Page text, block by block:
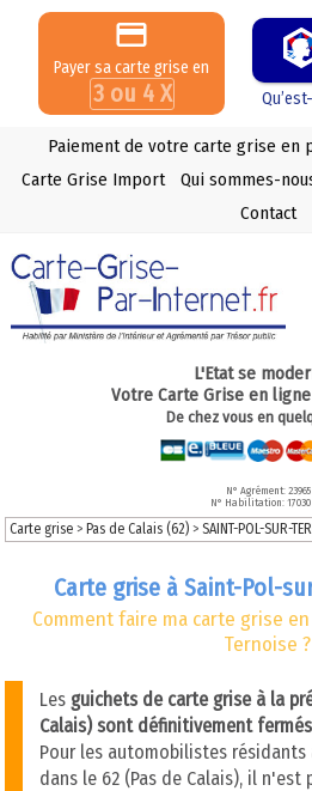
Payer sa carte grise en
3 ou 4 X
Paiement de votre carte grise en
Carte Grise Import
Qui sommes-
Contact
L'Etat se
Votre Carte Grise en
De chez vous en
N° Agrément: 23965
N° Habilitation: 17030
Carte grise > Pas de Calais (62)>SAINT-POL-SUR-
Carte grise à Saint-Pol-
Comment faire ma carte grise
Ternoise ?
Les guichets de carte grise à la
Calais) sont définitivement fermés
Pour les automobilistes résidants
dans le 62 (Pas de Calais), il